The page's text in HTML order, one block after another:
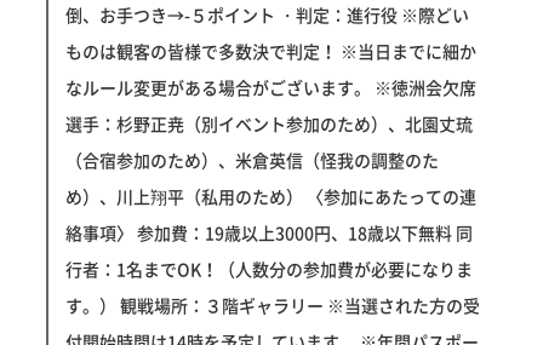
倒、お手つき→-５ポイント ・判定：進行役 ※際どい
ものは観客の皆様で多数決で判定！ ※当日までに細か
なルール変更がある場合がございます。 ※徳洲会欠席
選手：杉野正尭（別イベント参加のため）、北園丈琉
（合宿参加のため）、米倉英信（怪我の調整のた
め）、川上翔平（私用のため） 〈参加にあたっての連
絡事項〉 参加費：19歳以上3000円、18歳以下無料 同
行者：1名までOK！（人数分の参加費が必要になりま
す。） 観戦場所：３階ギャラリー ※当選された方の受